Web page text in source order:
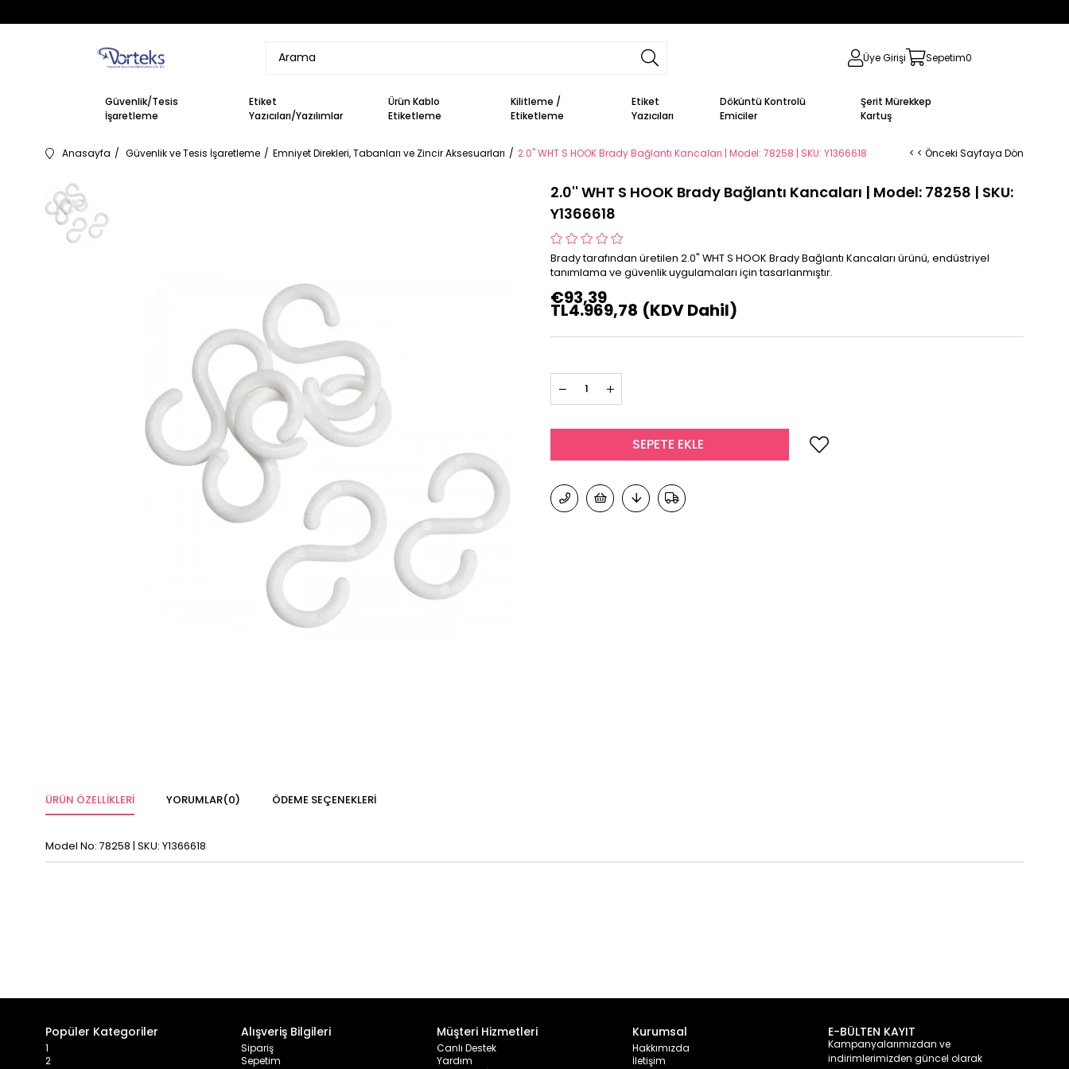
Üye Girişi Sepetim0
Güvenlik/Tesis
İşaretleme
Etiket
Yazıcıları/Yazılımlar
Ürün Kablo
Etiketleme
Kilitleme /
Etiketleme
Etiket
Yazıcıları
Döküntü Kontrolü
Emiciler
Şerit Mürekkep
Kartuş
Anasayfa Güvenlik ve Tesis İşaretleme Emniyet Direkleri, Tabanları ve Zincir Aksesuarları 2.0'' WHT S HOOK Brady Bağlantı Kancaları | Model: 78258 | SKU: Y1366618 < < Önceki Sayfaya Dön
2.0'' WHT S HOOK Brady Bağlantı Kancaları | Model: 78258 | SKU:
Y1366618
Brady tarafından üretilen 2.0" WHT S HOOK Brady Bağlantı Kancaları ürünü, endüstriyel
tanımlama ve güvenlik uygulamaları için tasarlanmıştır.
€93,39
TL4.969,78 (KDV Dahil)
ÜRÜN ÖZELLIKLERI YORUMLAR(0) ÖDEME SEÇENEKLERI
Model No: 78258 | SKU: Y1366618
Popüler Kategoriler
1
2
Alışveriş Bilgileri
Sipariş
Sepetim
Müşteri Hizmetleri
Canlı Destek
Yardım
Kurumsal
Hakkımızda
İletişim
E-BÜLTEN KAYIT
Kampanyalarımızdan ve
indirimlerimizden güncel olarak